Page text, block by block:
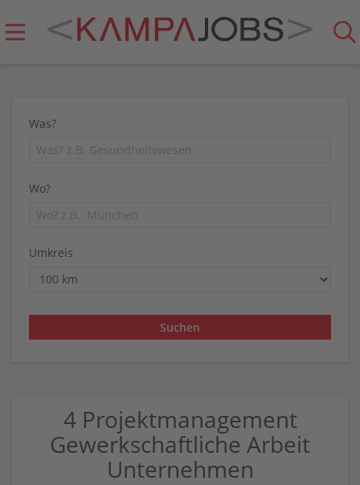
Was?
Wo?
Umkreis
4 Projektmanagement
Gewerkschaftliche Arbeit
Unternehmen